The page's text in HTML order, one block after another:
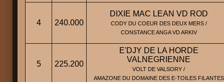
4 240.000
DIXIE MAC LEAN VD ROD
CODY DU COEUR DES DEUX MERS /
CONSTANCE ANGA VD ARKIV
5 225.200
E'DJY DE LA HORDE
VALNEGRIENNE
VOLT DE VALSORY /
AMAZONE DU DOMAINE DES E-TOILES FILANTES